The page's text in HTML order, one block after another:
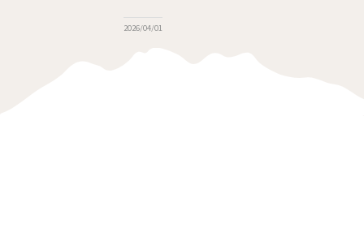
ーイスカウトの概要とスカウト教育の原理
2026/04/01